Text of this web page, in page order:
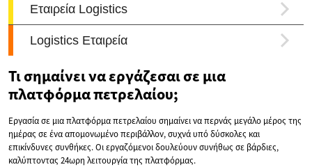
Τι σημαίνει να εργάζεσαι σε μια
πλατφόρμα πετρελαίου;
Εργασία σε μια πλατφόρμα πετρελαίου σημαίνει να περνάς μεγάλο μέρος της
ημέρας σε ένα απομονωμένο περιβάλλον, συχνά υπό δύσκολες και
επικίνδυνες συνθήκες. Οι εργαζόμενοι δουλεύουν συνήθως σε βάρδιες,
καλύπτοντας 24ωρη λειτουργία της πλατφόρμας.